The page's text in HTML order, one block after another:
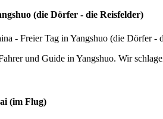
(die Dörfer - die Reisfelder)
und Guide in Yangshuo. Wir
(im Flug)